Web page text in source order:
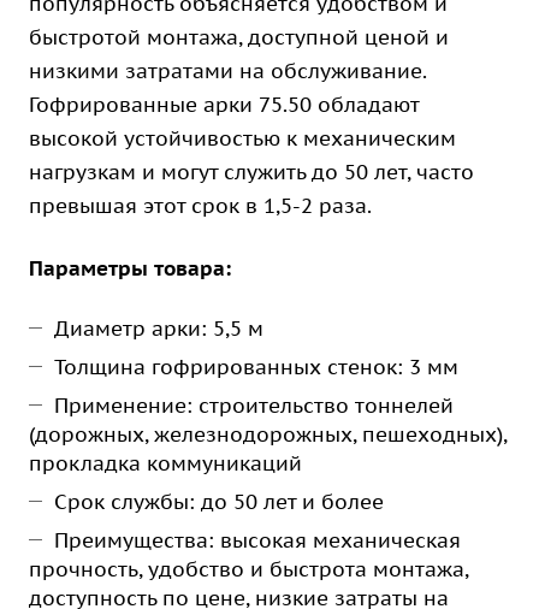
быстротой монтажа, доступной ценой и
низкими затратами на обслуживание.
Гофрированные арки 75.50 обладают
высокой устойчивостью к механическим
нагрузкам и могут служить до 50 лет, часто
превышая этот срок в 1,5-2 раза.
Параметры товара:
Диаметр арки: 5,5 м
Толщина гофрированных стенок: 3 мм
Применение: строительство тоннелей
(дорожных, железнодорожных, пешеходных),
прокладка коммуникаций
Срок службы: до 50 лет и более
Преимущества: высокая механическая
прочность, удобство и быстрота монтажа,
доступность по цене, низкие затраты на